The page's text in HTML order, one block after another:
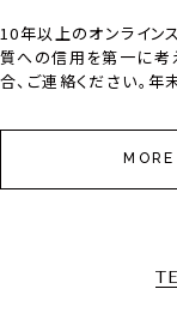
10年以上のオンライン
質への信用を第一に考
合、ご連絡ください。年
MORE